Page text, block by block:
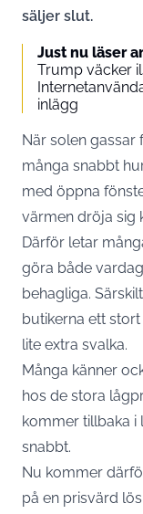
säljer slut.
Just nu läser
Trump väcker
inlägg
När solen gassar
många snabbt
med öppna
värmen dröja sig
Därför letar
göra både
behagliga.
butikerna ett
lite extra svalka.
Många känner
hos de stora
kommer tillbaka i
snabbt.
Nu kommer
på en prisvärd